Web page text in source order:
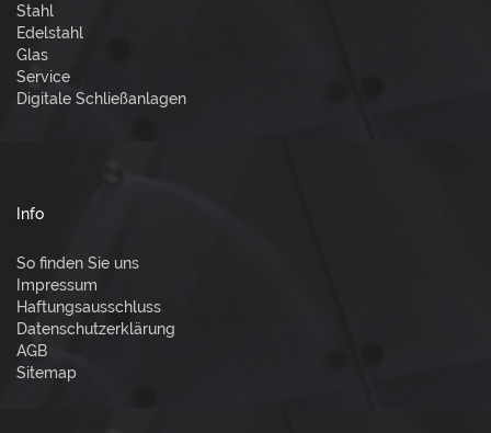
Stahl
Edelstahl
Glas
Service
Digitale Schließanlagen
Info
So finden Sie uns
Impressum
Haftungsausschluss
Datenschutzerklärung
AGB
Sitemap